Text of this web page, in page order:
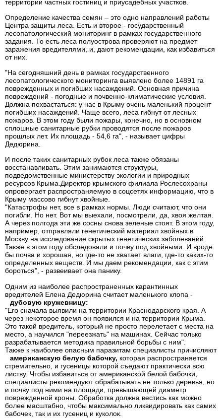
территории частных гостиниц и приусадебных участков.
Определение качества семян – это одно направлений работы
Центра защиты леса. Есть и второе - государственный
лесопатологический мониторинг в рамках государственного
задания. То есть леса полуострова проверяют на предмет
заражения вредителями, и, дают рекомендации, как избавиться
от них.
"На сегодняшний день в рамках государственного
лесопатологического мониторинга выявлено более 14891 га
поврежденных и погибших насаждений. Основная причина
повреждений - погодные и почвенно-климатические условия.
Должна похвастаться: у нас в Крыму очень маленький процент
погибших насаждений. Чаще всего, леса гибнут от лесных
пожаров. В этом году были пожары, конечно, но в основном
сплошные санитарные рубки проводятся после пожаров
прошлых лет. Их площадь - 54,6 га", - называет цифры
Дедюрина.
И после таких санитарных рубок леса также обязаны
восстанавливать. Этим занимаются структуры,
подведомственные министерству экологии и природных
ресурсов Крыма.Директор крымского филиала Рослесохраны
опровергает распространяемую в соцсетях информацию, что в
Крыму массово гибнут хвойные.
"Катастрофы нет, все в рамках нормы. Люди считают, что они
погибли. Но нет. Вот мы выехали, посмотрели, да, хвоя желтая.
А через полгода эти же сосны снова зеленые стоят. В этом году,
например, отправляли генетический материал хвойных в
Москву на исследование скрытых генетических заболеваний.
Также в этом году обследовали и почву под хвойными. И вроде
бы почва и хорошая, но где-то не хватает влаги, где-то каких-то
определенных веществ. И мы даем рекомендации, как с этим
бороться", - развеивает она панику.
Одним из наиболее распространенных карантинных
вредителей Елена Дедюрина считает маленького клопа -
дубовую кружевницу:
"Его сначала выявили на территории Краснодарского края. А
через некоторое время он появился и на территории Крыма.
Это такой вредитель, который не просто перелетает с места на
место, а научился "переезжать" на машинах. Сейчас только
разрабатывается методика правильной борьбы с ним".
Также к наиболее опасным паразитам специалисты причисляют
американскую белую бабочку, которая распространяется
стремительно, и гусеницы которой съедают практически всю
листву. Чтобы избавиться от американской белой бабочки,
специалисты рекомендуют обрабатывать не только деревья, но
и почву под ними на площади, превышающей диаметр
поврежденной кроны. Обработка должна вестись как можно
более масштабно, чтобы максимально ликвидировать как самих
бабочек, так и их гусениц и куколок.